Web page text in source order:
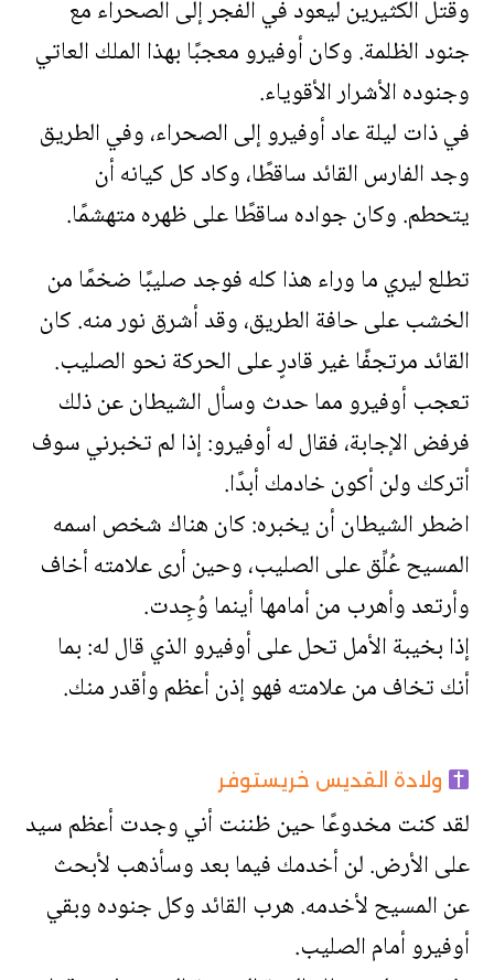
وقتل الكثيرين ليعود في الفجر إلى الصحراء مع
جنود الظلمة. وكان أوفيرو معجبًا بهذا الملك العاتي
وجنوده الأشرار الأقوياء.
في ذات ليلة عاد أوفيرو إلى الصحراء، وفي الطريق
وجد الفارس القائد ساقطًا، وكاد كل كيانه أن
يتحطم. وكان جواده ساقطًا على ظهره متهشمًا.
تطلع ليري ما وراء هذا كله فوجد صليبًا ضخمًا من
الخشب على حافة الطريق، وقد أشرق نور منه. كان
القائد مرتجفًا غير قادرٍ على الحركة نحو الصليب.
تعجب أوفيرو مما حدث وسأل الشيطان عن ذلك
فرفض الإجابة، فقال له أوفيرو: إذا لم تخبرني سوف
أتركك ولن أكون خادمك أبدًا.
اضطر الشيطان أن يخبره: كان هناك شخص اسمه
المسيح عُلِّق على الصليب، وحين أرى علامته أخاف
وأرتعد وأهرب من أمامها أينما وُجِدت.
إذا بخيبة الأمل تحل على أوفيرو الذي قال له: بما
أنك تخاف من علامته فهو إذن أعظم وأقدر منك.
ولادة القديس خريستوفر
لقد كنت مخدوعًا حين ظننت أني وجدت أعظم سيد
على الأرض. لن أخدمك فيما بعد وسأذهب لأبحث
عن المسيح لأخدمه. هرب القائد وكل جنوده وبقي
أوفيرو أمام الصليب.